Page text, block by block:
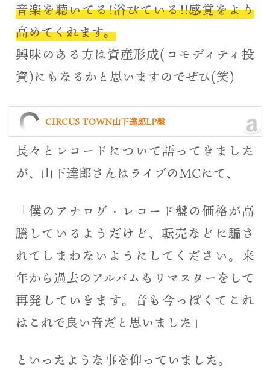
音楽を聴いてる!浴びている!!感覚をより
高めてくれます。
興味のある方は資産形成(コモディティ投
資)にもなるかと思いますのでぜひ(笑)
CIRCUS TOWN山下達郎LP盤
長々とレコードについて語ってきました
が、山下達郎さんはライブのMCにて、
「僕のアナログ・レコード盤の価格が高
騰しているようだけど、転売などに騙さ
れてしまわないようにしてください。来
年から過去のアルバムもリマスターをして
再発していきます。音も今っぽくてこれ
はこれで良い音だと思いました」
といったような事を仰っていました。